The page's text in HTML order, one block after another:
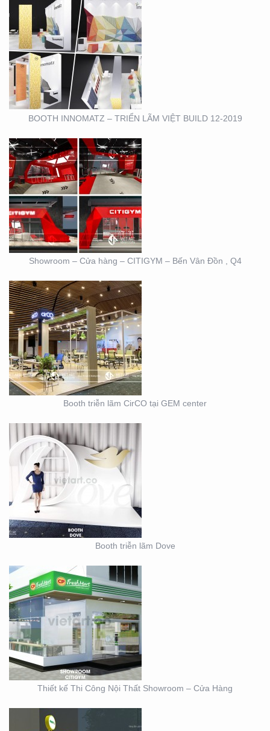
BOOTH INNOMATZ – TRIỂN LÃM VIỆT BUILD 12-2019
SHOWROOM – CỬA
HÀNG – CITIGYM – BẾN
VÂN ĐỒN , Q4
Showroom – Cửa hàng – CITIGYM – Bến Vân Đồn , Q4
BOOTH TRIỄN LÃM
CIRCO TẠI GEM
CENTER
Booth triễn lãm CirCO tại GEM center
BOOTH TRIỄN LÃM
DOVE
Booth triễn lãm Dove
THIẾT KẾ THI CÔNG
NỘI THẤT SHOWROOM
– CỬA HÀNG
Thiết kế Thi Công Nội Thất Showroom – Cửa Hàng
THIẾT KẾ KIOSK TRÀ
SỮA EASY LIFE